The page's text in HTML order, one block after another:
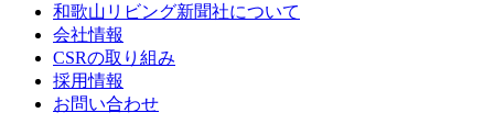
和歌山リビング新聞社について
会社情報
CSRの取り組み
採用情報
お問い合わせ